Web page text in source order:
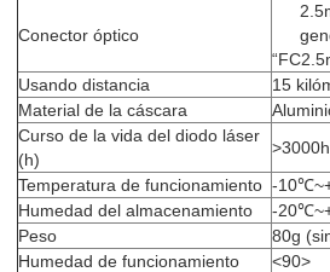
Conector óptico
Usando distancia
15
Material de la cáscara
Curso de la vida del diodo láser
(h)
>3000h
Temperatura de funcionamiento -
Humedad del almacenamiento
-
Peso
80g
Humedad de funcionamiento
<90>